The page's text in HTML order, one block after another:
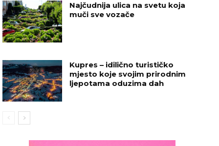
Najčudnija ulica na svetu koja
muči sve vozače
Kupres – idilično turističko
mjesto koje svojim prirodnim
ljepotama oduzima dah